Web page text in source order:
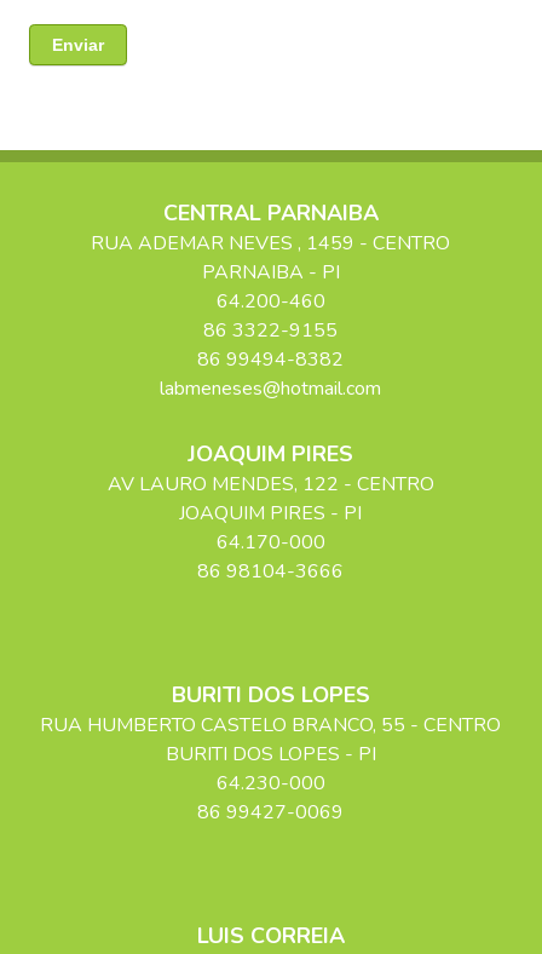
Enviar
CENTRAL PARNAIBA
RUA ADEMAR NEVES , 1459 - CENTRO
PARNAIBA - PI
64.200-460
86 3322-9155
86 99494-8382
labmeneses@hotmail.com
JOAQUIM PIRES
AV LAURO MENDES, 122 - CENTRO
JOAQUIM PIRES - PI
64.170-000
86 98104-3666
BURITI DOS LOPES
RUA HUMBERTO CASTELO BRANCO, 55 - CENTRO
BURITI DOS LOPES - PI
64.230-000
86 99427-0069
LUIS CORREIA